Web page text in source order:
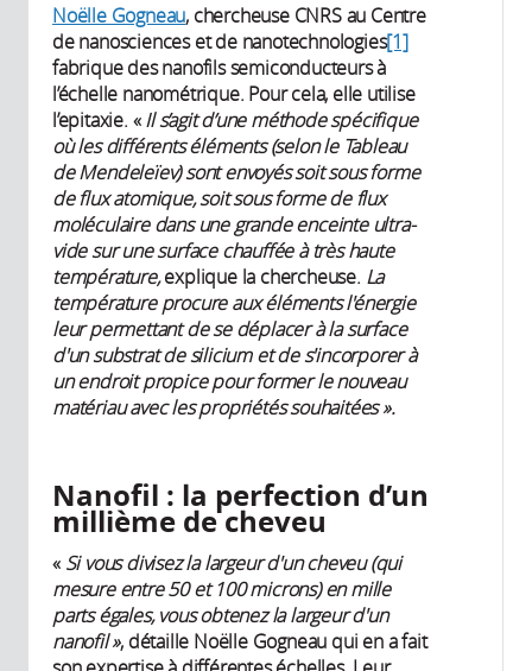
Noëlle Gogneau, chercheuse CNRS au Centre
de nanosciences et de nanotechnologies[1]
fabrique des nanofils semiconducteurs à
l’échelle nanométrique. Pour cela, elle utilise
l’epitaxie. «Il s’agit d’une méthode spécifique
où les différents éléments (selon le Tableau
de Mendeleïev) sont envoyés soit sous forme
de flux atomique, soit sous forme de flux
moléculaire dans une grande enceinte ultra-
videsur une surface chauffée à très haute
température,explique la chercheuse. La
température procure aux éléments l'énergie
leur permettant de se déplacer à la surface
d'un substrat de silicium et de s'incorporer à
un endroit propice pour former le nouveau
matériau avec les propriétés souhaitées ».
Nanofil : la perfection d’un
millième de cheveu
« Si vous divisez la largeur d'un cheveu (qui
mesure entre 50 et 100 microns) en mille
parts égales, vous obtenez la largeur d'un
nanofil », détaille Noëlle Gogneau qui en a fait